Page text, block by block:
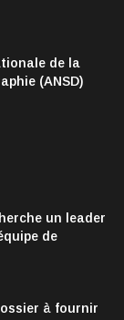
de la
(ANSD)
un leader
de
à fournir